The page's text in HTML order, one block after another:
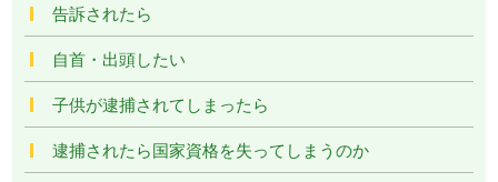
告訴されたら
自首・出頭したい
子供が逮捕されてしまったら
逮捕されたら国家資格を失ってしまうのか